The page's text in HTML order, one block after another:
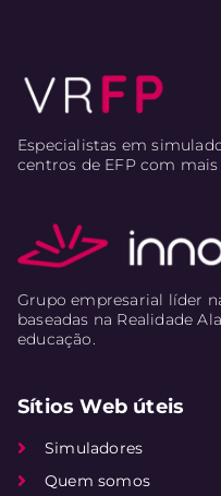
Especialistas em
centros de EFP com mais
Grupo empresarial líder
baseadas na Realidade
educação.
Sítios Web úteis
Simuladores
Quem somos